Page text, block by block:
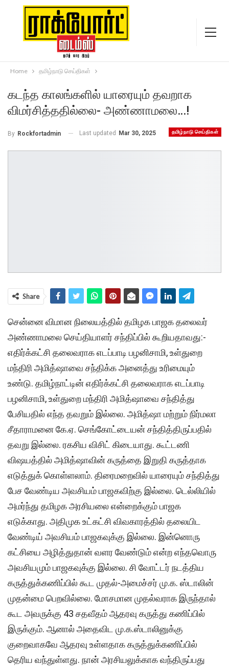
Home தமிழ்நாடு செய்திகள்
கடந்த காலங்களில் யாரையும் தவறாக
விமர்சித்ததில்லை- அண்ணாமலை…!
தமிழ்நாடு செய்திகள்
By Rockfortadmin Last updated Mar 30, 2025
Share
சென்னை விமான நிலையத்தில் தமிழக பாஜக தலைவர்
அண்ணாமலை செய்தியாளர் சந்திப்பில் கூறியதாவது:-
எதிர்க்கட்சி தலைவராக எடப்பாடி பழனிசாமி, உள்துறை
மந்திரி அமித்ஷாவை சந்திக்க அனைத்து உரிமையும்
உண்டு. தமிழ்நாட்டின் எதிர்க்கட்சி தலைவராக எடப்பாடி
பழனிசாமி, உள்துறை மந்திரி அமித்ஷாவை சந்தித்து
பேசியதில் எந்த தவறும் இல்லை. அமித்ஷா மற்றும் நிர்மலா
சீதாராமனை கே.ஏ. செங்கோட்டையன் சந்தித்திருப்பதில்
தவறு இல்லை. ரகசிய விசிட் கிடையாது. கூட்டணி
விஷயத்தில் அமித்ஷாவின் கருத்தை இறுதி கருத்தாக
எடுத்துக் கொள்ளலாம். திரைமறைவில் யாரையும் சந்தித்து
பேச வேண்டிய அவசியம் பாஜகவிற்கு இல்லை. டெல்லியில்
அமர்ந்து தமிழக அரசியலை என்றைக்கும் பாஜக
எடுக்காது. அதிமுக உட்கட்சி விவகாரத்தில் தலையிட
வேண்டிய் அவசியம் பாஜகவுக்கு இல்லை. இன்னொரு
கட்சியை அழித்துதான் வளர வேண்டும் என்ற எந்தவொரு
அவசியமும் பாஜகவுக்கு இல்லை. சி வோட்டர் நடத்திய
கருத்துக்கணிப்பில் கூட முதல்-அமைச்சர் மு.க. ஸ்டாலின்
முதன்மை பெறவில்லை. மோசமான முதல்வராக இருந்தால்
கூட அவருக்கு 43 சதவீதம் ஆதரவு கருத்து கணிப்பில்
இருக்கும். ஆனால் அதைவிட மு.க.ஸ்டாலினுக்கு
குறைவாகவே ஆதரவு உள்ளதாக கருத்துக்கணிப்பில்
தெரிய வந்துள்ளது. நான் அரசியலுக்காக வந்திருப்பது